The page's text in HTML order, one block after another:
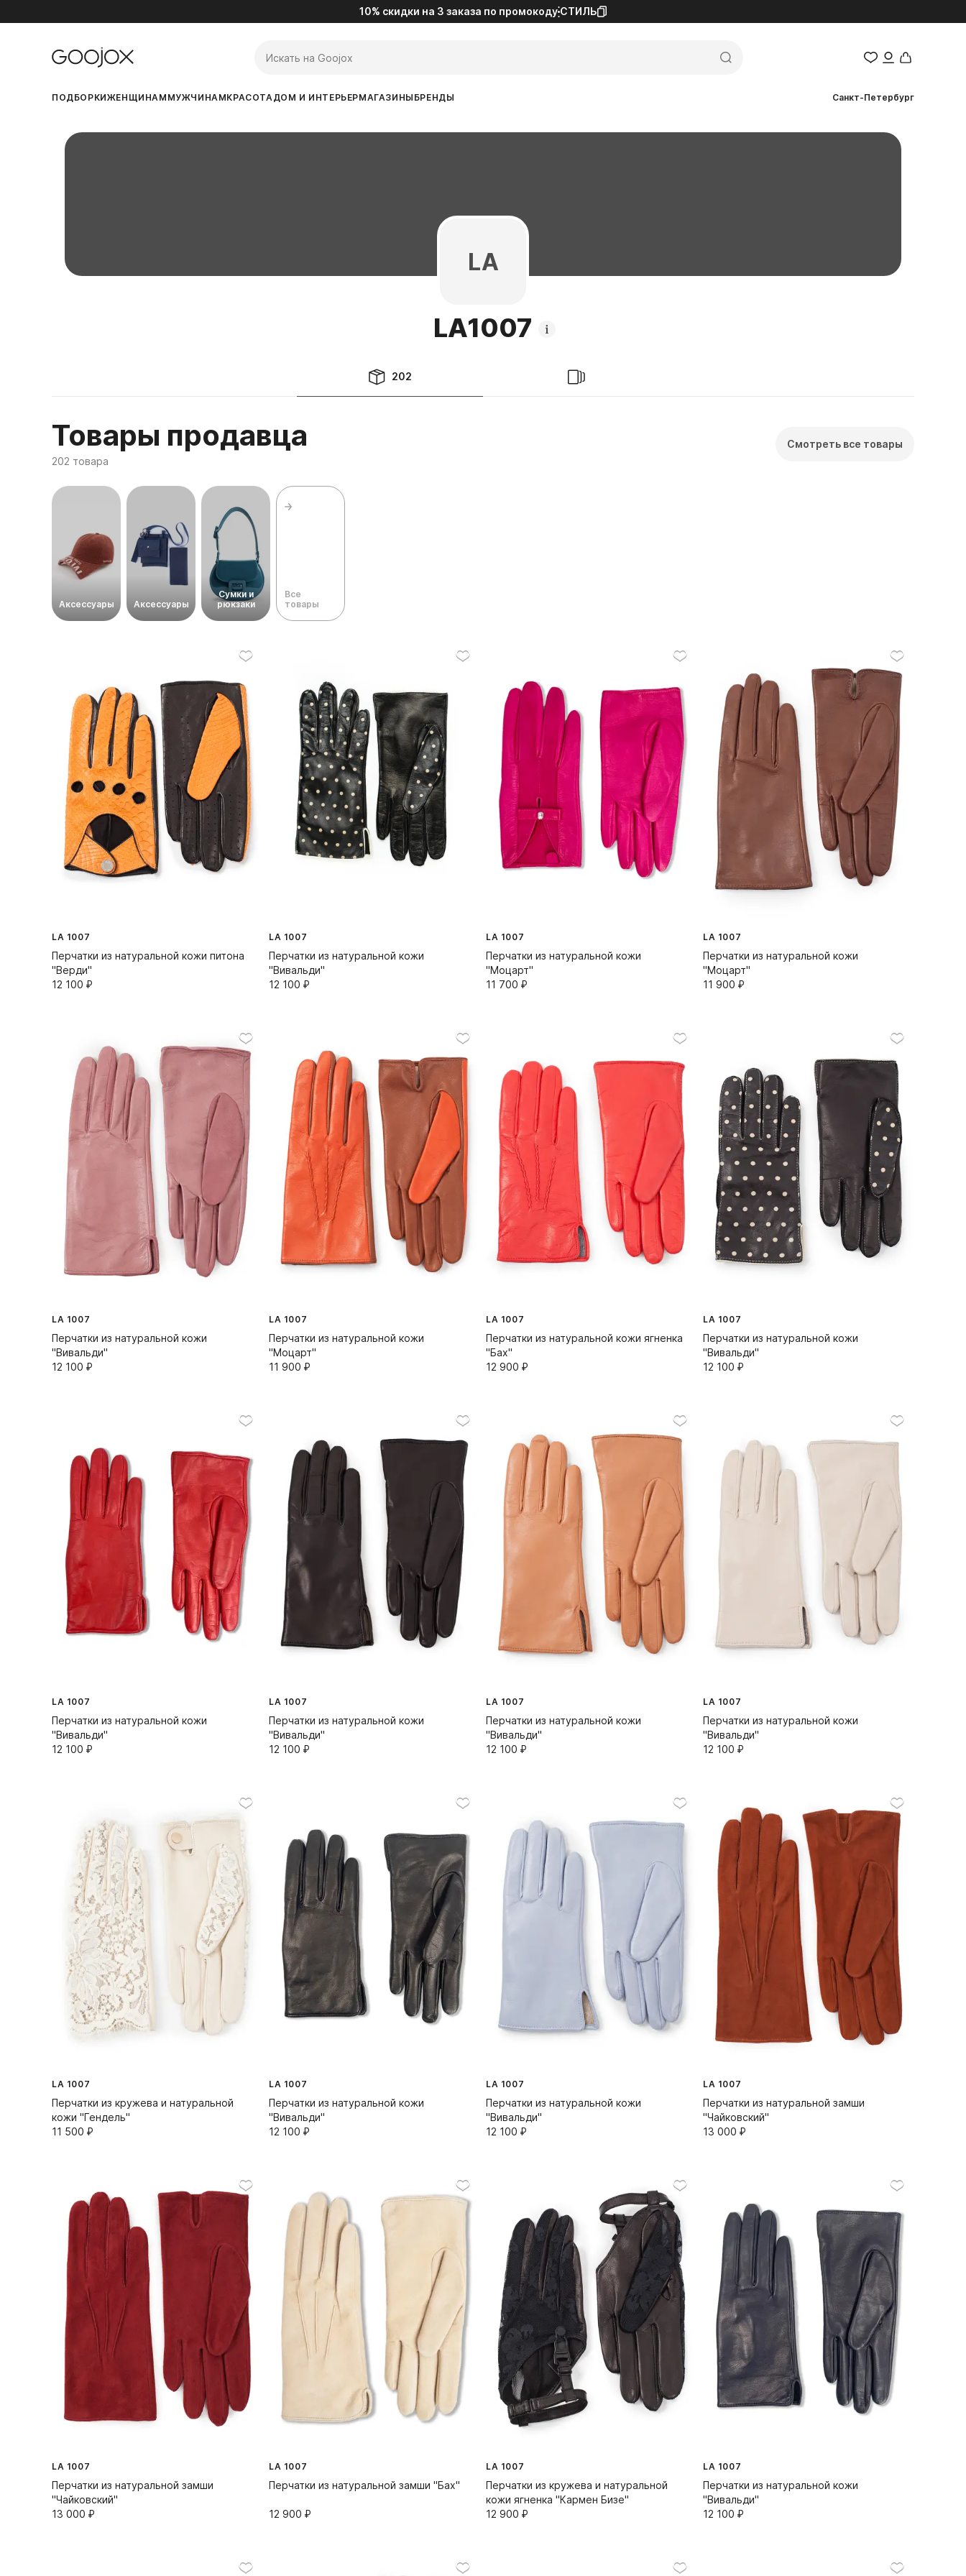
10% скидки на 3 заказа по промокоду СТИЛЬ
ПОДБОРКИЖЕНЩИНАМ МУЖЧИНАМКРАСОТАДОМ И ИНТЕРЬЕРМАГАЗИНЫ БРЕНДЫ Санкт-Петербург
LA
LA1007
202
Товары продавца
202 товара
Смотреть все товары
Аксессуары Аксессуары
Сумки и
рюкзаки
Все
товары
LA 1007
Перчатки из натуральной кожи питона
"Верди"
12 100⁠ ⁠₽
LA 1007
Перчатки из натуральной кожи
"Вивальди"
12 100⁠ ⁠₽
LA 1007
Перчатки из натуральной кожи
"Моцарт"
11 700⁠ ⁠₽
LA 1007
Перчатки из натуральной кожи
"Моцарт"
11 900⁠ ⁠₽
LA 1007
Перчатки из натуральной кожи
"Вивальди"
12 100⁠ ⁠₽
LA 1007
Перчатки из натуральной кожи
"Моцарт"
11 900⁠ ⁠₽
LA 1007
Перчатки из натуральной кожи ягненка
"Бах"
12 900⁠ ⁠₽
LA 1007
Перчатки из натуральной кожи
"Вивальди"
12 100⁠ ⁠₽
LA 1007
Перчатки из натуральной кожи
"Вивальди"
12 100⁠ ⁠₽
LA 1007
Перчатки из натуральной кожи
"Вивальди"
12 100⁠ ⁠₽
LA 1007
Перчатки из натуральной кожи
"Вивальди"
12 100⁠ ⁠₽
LA 1007
Перчатки из натуральной кожи
"Вивальди"
12 100⁠ ⁠₽
LA 1007
Перчатки из кружева и натуральной
кожи "Гендель"
11 500⁠ ⁠₽
LA 1007
Перчатки из натуральной кожи
"Вивальди"
12 100⁠ ⁠₽
LA 1007
Перчатки из натуральной кожи
"Вивальди"
12 100⁠ ⁠₽
LA 1007
Перчатки из натуральной замши
"Чайковский"
13 000⁠ ⁠₽
LA 1007
Перчатки из натуральной замши
"Чайковский"
13 000⁠ ⁠₽
LA 1007
Перчатки из натуральной замши "Бах"
12 900⁠ ⁠₽
LA 1007
Перчатки из кружева и натуральной
кожи ягненка "Кармен Бизе"
12 900⁠ ⁠₽
LA 1007
Перчатки из натуральной кожи
"Вивальди"
12 100⁠ ⁠₽